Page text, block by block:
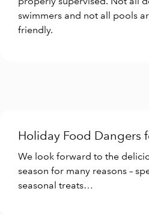
swimmers and not all pools
friendly.
Holiday Food Dangers
We look forward to the
season for many reasons –
seasonal treats…